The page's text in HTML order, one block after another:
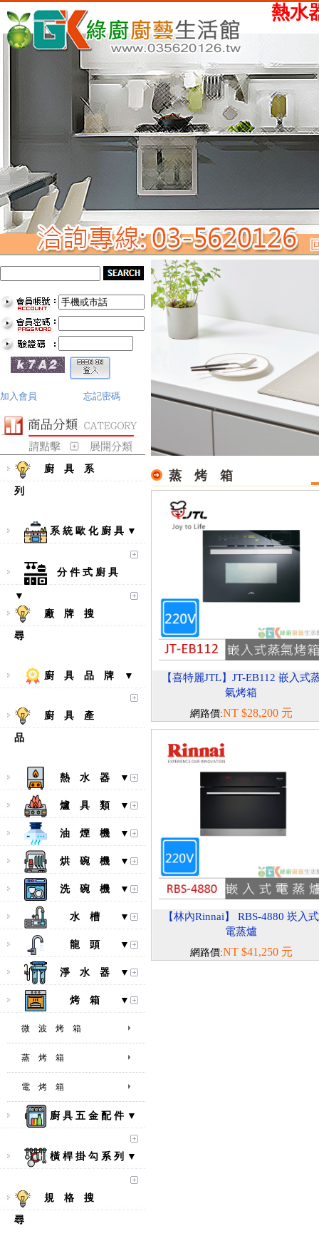
熱水器、瓦斯爐
加入會員 忘記密碼
廚 具 系
列
系 統 歐 化 廚 具 ▼
分 件 式 廚 具
▼
廠 牌 搜
尋
廚 具 品 牌 ▼
廚 具 產
品
熱 水 器 ▼
爐 具 類 ▼
油 煙 機 ▼
烘 碗 機 ▼
洗 碗 機 ▼
水 槽 ▼
龍 頭 ▼
淨 水 器 ▼
烤 箱 ▼
微 波 烤 箱
蒸 烤 箱
電 烤 箱
廚 具 五 金 配 件 ▼
橫 桿 掛 勾 系 列 ▼
規 格 搜
尋
【林內Rinnai】 RB-L2600S(A)
彩焱系列 檯面式彩焱不銹鋼雙
口爐
蒸 烤 箱
【喜特麗JTL】JT-EB112 嵌入式
氣烤箱
網路價:NT $28,200 元
【林內Rinnai】 RBS-4880 崁入式
電蒸爐
網路價:NT $41,250 元